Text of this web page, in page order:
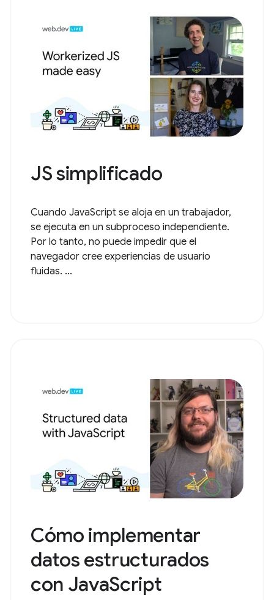
JS simplificado
Cuando JavaScript se aloja en un trabajador,
se ejecuta en un subproceso independiente.
Por lo tanto, no puede impedir que el
navegador cree experiencias de usuario
fluidas. ...
Cómo implementar
datos estructurados
con JavaScript